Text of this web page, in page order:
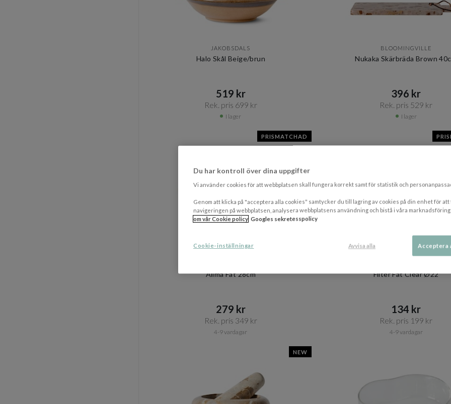
JAKOBSDALS
Halo Skål Beige/brun
519 kr​​
Rek. pris 699 kr​​
I lager
BLOOMINGVILLE
Nukaka Skärbräda Brown
396 kr​​
Rek. pris 529 kr​​
I lager
PRISMATCHAD
Alima Fat 28cm
279 kr​​
Rek. pris 349 kr​​
4-9 vardagar
Filter Fat Clear Ø22
134 kr​​
Rek. pris 199 kr​​
4-9 vardagar
NEW
Du har kontroll över dina uppgifter
Vi använder cookies för att webbplatsen skall fungera korrekt samt för statistik och
Genom att klicka på "acceptera alla cookies" samtycker du till lagring av cookies på din enhet för
navigeringen på webbplatsen, analysera webbplatsens användning och bistå i våra
om vår Cookie policy Googles sekretesspolicy
Cookie-inställningar Avvisa alla Acceptera